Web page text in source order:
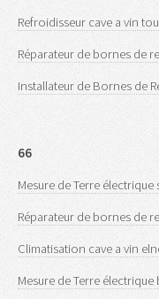
Refroidisseur cave a vin
Réparateur de bornes de
Installateur de Bornes de
66
Mesure de Terre électrique
Réparateur de bornes de
Climatisation cave a vin
Mesure de Terre